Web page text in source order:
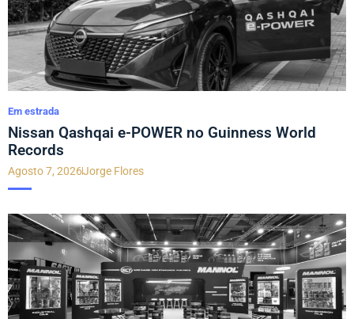
Em estrada
Nissan Qashqai e-POWER no Guinness World
Records
Agosto 7, 2026Jorge Flores